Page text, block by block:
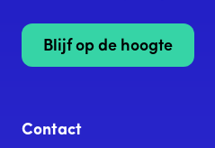
Blijf op de hoogte
Contact